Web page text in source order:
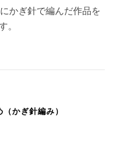
かぎ針で編んだ作品を
。
かぎ針編み）